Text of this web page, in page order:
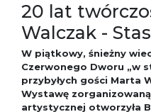
20 lat
Walczak -
W piątkowy, śnieżny
Czerwonego Dworu „w
przybyłych gości Marta
Wystawę
artystycznej otworzyła